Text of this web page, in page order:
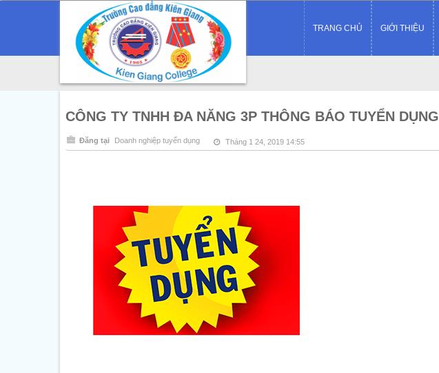
TRANG CHỦ GIỚI THIỆU
CÔNG TY TNHH ĐA NĂNG 3P THÔNG BÁO TUYỂN DỤNG
Đăng tại Doanh nghiệp tuyển dụng Tháng 1 24, 2019 14:55